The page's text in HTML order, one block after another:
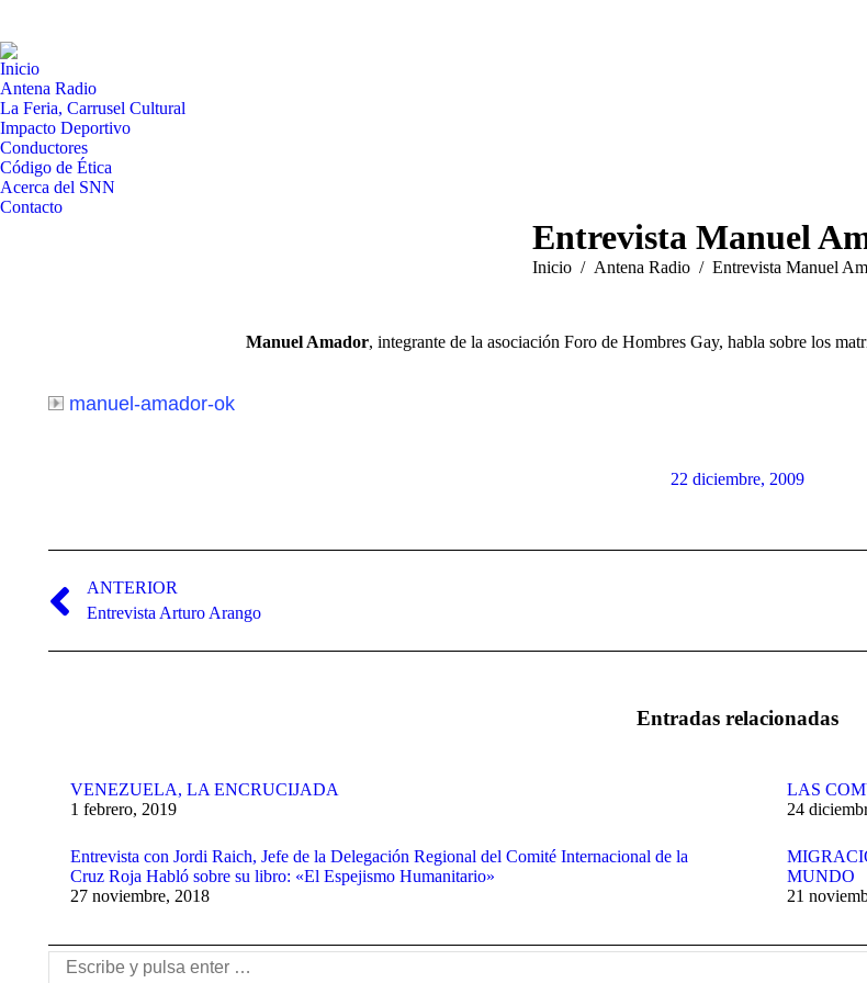
Inicio
Antena Radio
La Feria, Carrusel Cultural
Impacto Deportivo
Conductores
Código de Ética
Acerca del SNN
Contacto
Entrevista Manuel
Estás aquí:
Inicio Antena Radio Entrevista Manuel
Manuel Amador, integrante de la asociación Foro de Hombres Gay, habla sobre los
manuel-amador-ok
22 diciembre, 2009
entre
publicaciones
ANTERIOR
Publicación
Entrevista Arturo Arango
Entradas relacionadas
VENEZUELA, LA ENCRUCIJADA
1 febrero, 2019
LAS
24
Entrevista con Jordi Raich, Jefe de la Delegación Regional del Comité Internacional de la
Cruz Roja Habló sobre su libro: «El Espejismo Humanitario»
27 noviembre, 2018
MUNDO
21
Buscar: